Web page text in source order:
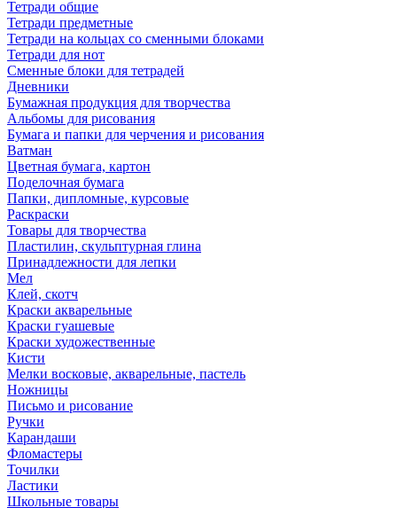
Тетради общие
Тетради предметные
Тетради на кольцах со сменными блоками
Тетради для нот
Сменные блоки для тетрадей
Дневники
Бумажная продукция для творчества
Альбомы для рисования
Бумага и папки для черчения и рисования
Ватман
Цветная бумага, картон
Поделочная бумага
Папки, дипломные, курсовые
Раскраски
Товары для творчества
Пластилин, скульптурная глина
Принадлежности для лепки
Мел
Клей, скотч
Краски акварельные
Краски гуашевые
Краски художественные
Кисти
Мелки восковые, акварельные, пастель
Ножницы
Письмо и рисование
Ручки
Карандаши
Фломастеры
Точилки
Ластики
Школьные товары